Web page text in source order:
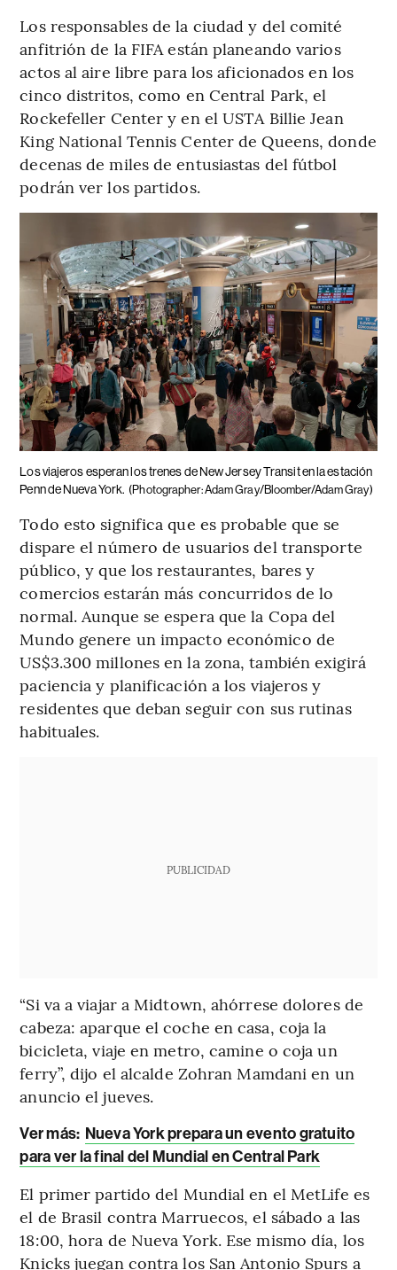
Los responsables de la ciudad y del comité
anfitrión de la FIFA están planeando varios
actos al aire libre para los aficionados en los
cinco distritos, como en Central Park, el
Rockefeller Center y en el USTA Billie Jean
King National Tennis Center de Queens, donde
decenas de miles de entusiastas del fútbol
podrán ver los partidos.
Los viajeros esperan los trenes de New Jersey Transit en la estación
Penn de Nueva York. (Photographer: Adam Gray/Bloomber/Adam Gray)
Todo esto significa que es probable que se
dispare el número de usuarios del transporte
público, y que los restaurantes, bares y
comercios estarán más concurridos de lo
normal. Aunque se espera que la Copa del
Mundo genere un impacto económico de
US$3.300 millones en la zona, también exigirá
paciencia y planificación a los viajeros y
residentes que deban seguir con sus rutinas
habituales.
PUBLICIDAD
“Si va a viajar a Midtown, ahórrese dolores de
cabeza: aparque el coche en casa, coja la
bicicleta, viaje en metro, camine o coja un
ferry”, dijo el alcalde Zohran Mamdani en un
anuncio el jueves.
Ver más: Nueva York prepara un evento gratuito
para ver la final del Mundial en Central Park
El primer partido del Mundial en el MetLife es
el de Brasil contra Marruecos, el sábado a las
18:00, hora de Nueva York. Ese mismo día, los
Knicks juegan contra los San Antonio Spurs a